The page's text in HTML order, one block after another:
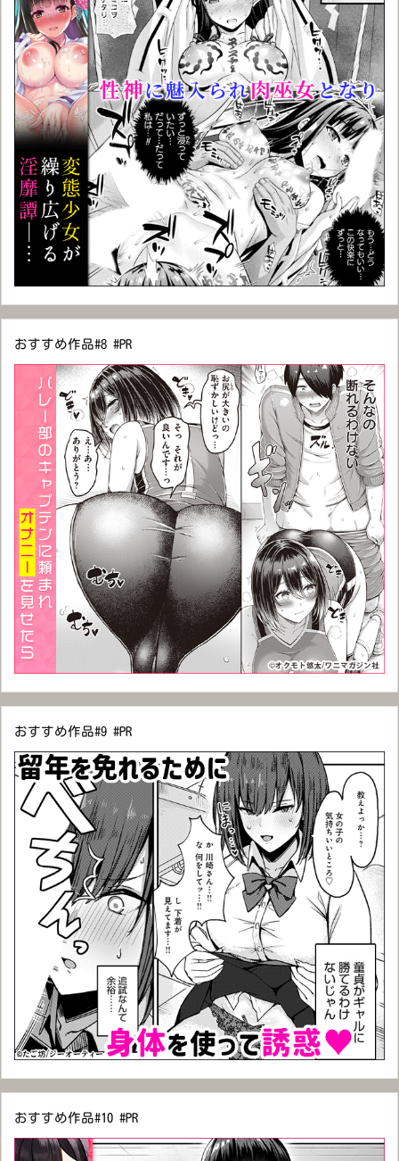
おすすめ作品#8 #PR
おすすめ作品#9 #PR
おすすめ作品#10 #PR